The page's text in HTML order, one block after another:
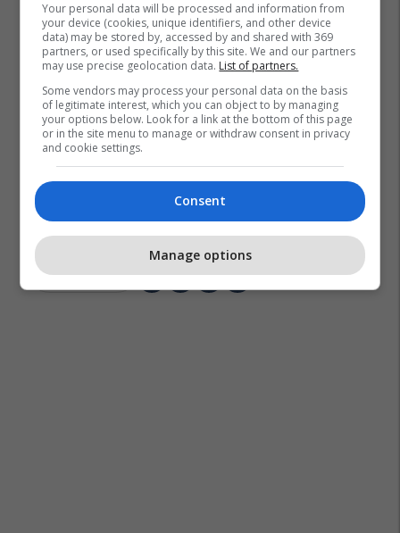
Dwayne Johnson
Your personal data will be processed and information from
your device (cookies, unique identifiers, and other device
data) may be stored by, accessed by and shared with 369
partners, or used specifically by this site. We and our partners
may use precise geolocation data. List of partners.
Some vendors may process your personal data on the basis
of legitimate interest, which you can object to by managing
your options below. Look for a link at the bottom of this page
or in the site menu to manage or withdraw consent in privacy
and cookie settings.
Consent
Manage options